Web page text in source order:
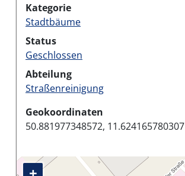
Kategorie
Stadtbäume
Status
Geschlossen
Abteilung
Straßenreinigung
Geokoordinaten
50.881977348572, 11.624165780307